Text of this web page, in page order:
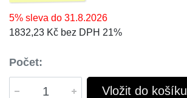
5% sleva do 31.8.2026
1832,23 Kč bez DPH 21%
Počet:
Vložit do košíku